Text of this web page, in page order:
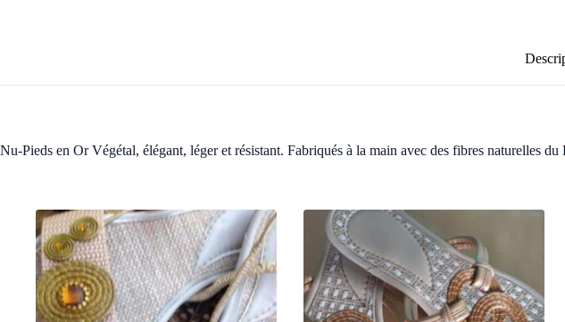
Nu-Pieds en Or Végétal, élégant, léger et résistant. Fabriqués à la main avec des fibres naturelles du